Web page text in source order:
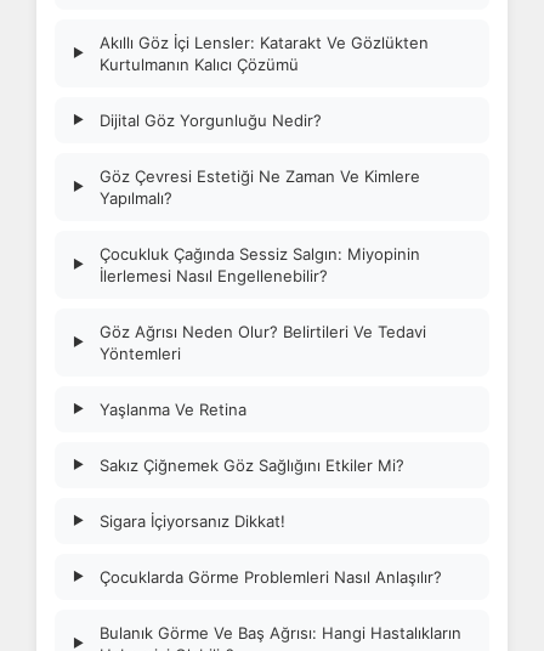
▶
Akıllı Göz İçi Lensler: Katarakt Ve Gözlükten
Kurtulmanın Kalıcı Çözümü
▶ Dijital Göz Yorgunluğu Nedir?
▶
Göz Çevresi Estetiği Ne Zaman Ve Kimlere
Yapılmalı?
▶
Çocukluk Çağında Sessiz Salgın: Miyopinin
İlerlemesi Nasıl Engellenebilir?
▶
Göz Ağrısı Neden Olur? Belirtileri Ve Tedavi
Yöntemleri
▶ Yaşlanma Ve Retina
▶ Sakız Çiğnemek Göz Sağlığını Etkiler Mi?
▶ Sigara İçiyorsanız Dikkat!
▶ Çocuklarda Görme Problemleri Nasıl Anlaşılır?
▶
Bulanık Görme Ve Baş Ağrısı: Hangi Hastalıkların